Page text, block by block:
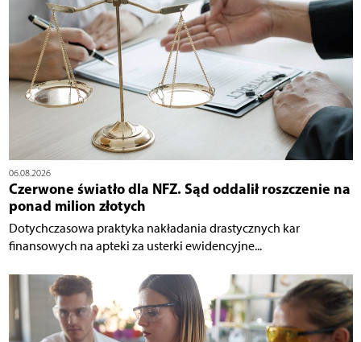
06.08.2026
Czerwone światło dla NFZ. Sąd oddalił roszczenie na
ponad milion złotych
Dotychczasowa praktyka nakładania drastycznych kar
finansowych na apteki za usterki ewidencyjne...